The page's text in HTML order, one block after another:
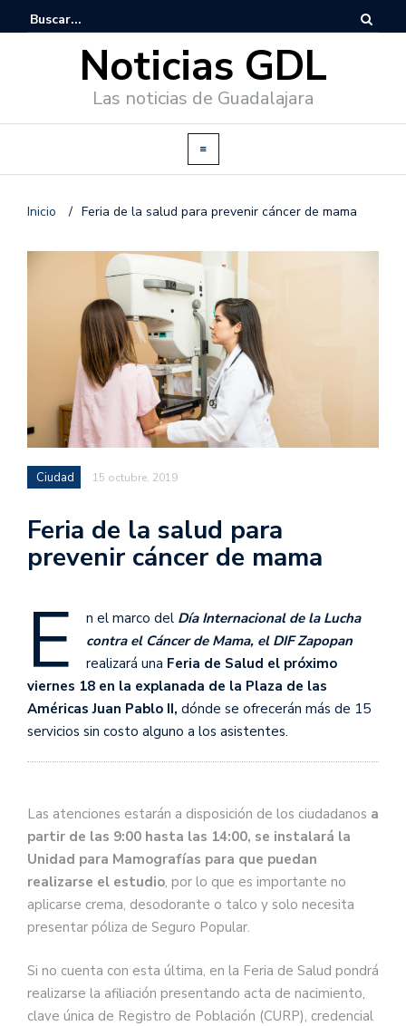
Noticias GDL
Las noticias de Guadalajara
Inicio / Feria de la salud para prevenir cáncer de mama
Ciudad 15 octubre, 2019
Feria de la salud para
prevenir cáncer de mama
E n el marco del Día Internacional de la Lucha
contra el Cáncer de Mama, el DIF Zapopan
realizará una Feria de Salud el próximo
viernes 18 en la explanada de la Plaza de las
Américas Juan Pablo II, dónde se ofrecerán más de 15
servicios sin costo alguno a los asistentes.
Las atenciones estarán a disposición de los ciudadanos a
partir de las 9:00 hasta las 14:00, se instalará la
Unidad para Mamografías para que puedan
realizarse el estudio, por lo que es importante no
aplicarse crema, desodorante o talco y solo necesita
presentar póliza de Seguro Popular.
Si no cuenta con esta última, en la Feria de Salud pondrá
realizarse la afiliación presentando acta de nacimiento,
clave única de Registro de Población (CURP), credencial